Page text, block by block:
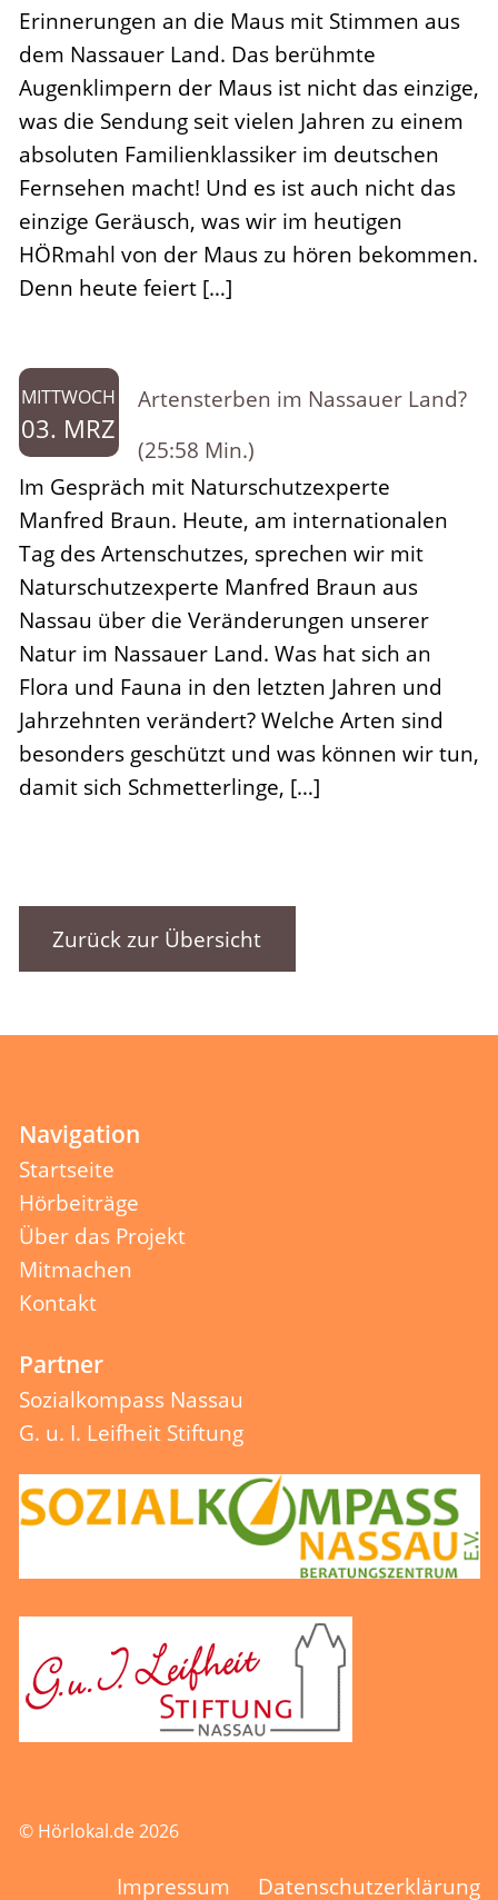
Erinnerungen an die Maus mit Stimmen aus
dem Nassauer Land. Das berühmte
Augenklimpern der Maus ist nicht das einzige,
was die Sendung seit vielen Jahren zu einem
absoluten Familienklassiker im deutschen
Fernsehen macht! Und es ist auch nicht das
einzige Geräusch, was wir im heutigen
HÖRmahl von der Maus zu hören bekommen.
Denn heute feiert […]
MITTWOCH
03. MRZ
Artensterben im Nassauer Land?
(25:58 Min.)
Im Gespräch mit Naturschutzexperte
Manfred Braun. Heute, am internationalen
Tag des Artenschutzes, sprechen wir mit
Naturschutzexperte Manfred Braun aus
Nassau über die Veränderungen unserer
Natur im Nassauer Land. Was hat sich an
Flora und Fauna in den letzten Jahren und
Jahrzehnten verändert? Welche Arten sind
besonders geschützt und was können wir tun,
damit sich Schmetterlinge, […]
Zurück zur Übersicht
Navigation
Startseite
Hörbeiträge
Über das Projekt
Mitmachen
Kontakt
Partner
Sozialkompass Nassau
G. u. I. Leifheit Stiftung
© Hörlokal.de 2026
Impressum Datenschutzerklärung